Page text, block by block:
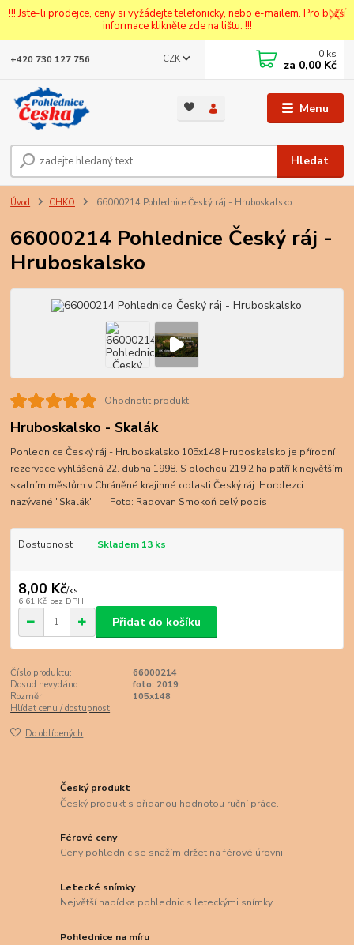
!!! Jste-li prodejce, ceny si vyžádejte telefonicky, nebo e-mailem. Pro bližší
informace klikněte zde na lištu. !!!
Menu
CZK
Hledat
+420 730 127 756 0 ks
za 0,00 Kč
Úvod CHKO 66000214 Pohlednice Český ráj - Hruboskalsko
66000214 Pohlednice Český ráj -
Hruboskalsko
Ohodnotit produkt
Hruboskalsko - Skalák
Pohlednice Český ráj - Hruboskalsko 105x148 Hruboskalsko je přírodní
rezervace vyhlášená 22. dubna 1998. S plochou 219,2 ha patří k největším
skalním městům v Chráněné krajinné oblasti Český ráj. Horolezci
nazývané "Skalák" Foto: Radovan Smokoň celý popis
Dostupnost Skladem 13 ks
8,00 Kč/ks
6,61 Kč bez DPH
Přidat do košíku
Číslo produktu:
66000214
Dosud nevydáno:
foto: 2019
Rozměr:
105x148
Hlídat cenu / dostupnost
Do oblíbených
Český produkt
Český produkt s přidanou hodnotou ruční práce.
Férové ceny
Ceny pohlednic se snažím držet na férové úrovni.
Letecké snímky
Největší nabídka pohlednic s leteckými snímky.
Pohlednice na míru